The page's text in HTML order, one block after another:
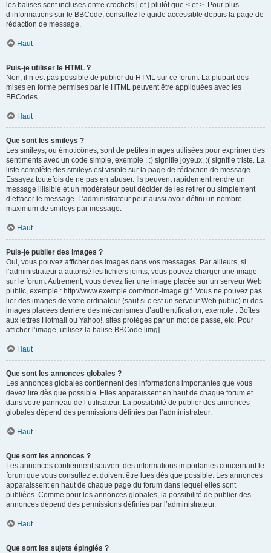
les balises sont incluses entre crochets [ et ] plutôt que < et >. Pour plus
d’informations sur le BBCode, consultez le guide accessible depuis la page de
rédaction de message.
Haut
Puis-je utiliser le HTML ?
Non, il n’est pas possible de publier du HTML sur ce forum. La plupart des
mises en forme permises par le HTML peuvent être appliquées avec les
BBCodes.
Haut
Que sont les smileys ?
Les smileys, ou émoticônes, sont de petites images utilisées pour exprimer des
sentiments avec un code simple, exemple : :) signifie joyeux, :( signifie triste. La
liste complète des smileys est visible sur la page de rédaction de message.
Essayez toutefois de ne pas en abuser. Ils peuvent rapidement rendre un
message illisible et un modérateur peut décider de les retirer ou simplement
d’effacer le message. L’administrateur peut aussi avoir défini un nombre
maximum de smileys par message.
Haut
Puis-je publier des images ?
Oui, vous pouvez afficher des images dans vos messages. Par ailleurs, si
l’administrateur a autorisé les fichiers joints, vous pouvez charger une image
sur le forum. Autrement, vous devez lier une image placée sur un serveur Web
public, exemple : http://www.exemple.com/mon-image.gif. Vous ne pouvez pas
lier des images de votre ordinateur (sauf si c’est un serveur Web public) ni des
images placées derrière des mécanismes d’authentification, exemple : Boîtes
aux lettres Hotmail ou Yahoo!, sites protégés par un mot de passe, etc. Pour
afficher l’image, utilisez la balise BBCode [img].
Haut
Que sont les annonces globales ?
Les annonces globales contiennent des informations importantes que vous
devez lire dès que possible. Elles apparaissent en haut de chaque forum et
dans votre panneau de l’utilisateur. La possibilité de publier des annonces
globales dépend des permissions définies par l’administrateur.
Haut
Que sont les annonces ?
Les annonces contiennent souvent des informations importantes concernant le
forum que vous consultez et doivent être lues dès que possible. Les annonces
apparaissent en haut de chaque page du forum dans lequel elles sont
publiées. Comme pour les annonces globales, la possibilité de publier des
annonces dépend des permissions définies par l’administrateur.
Haut
Que sont les sujets épinglés ?